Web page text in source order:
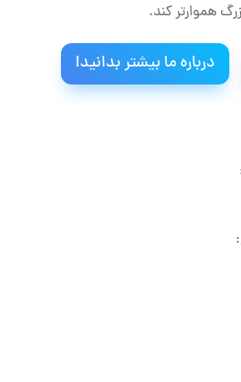
هموارتر کند.
درباره ما بیشتر بدانید!